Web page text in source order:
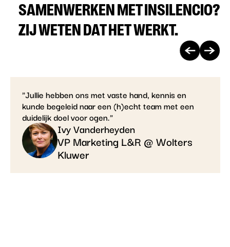
SAMENWERKEN MET INSILENCIO?
ZIJ WETEN DAT HET WERKT.
casecase
"Jullie hebben ons met vaste hand, kennis en
kunde begeleid naar een (h)echt team met een
duidelijk doel voor ogen."
Ivy Vanderheyden
VP Marketing L&R @ Wolters
Kluwer